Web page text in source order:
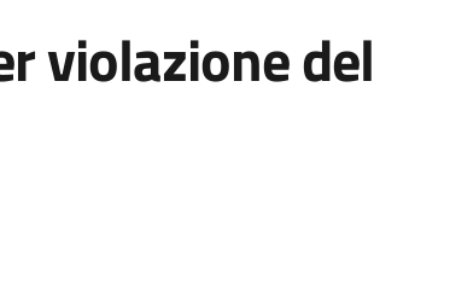
violazione del